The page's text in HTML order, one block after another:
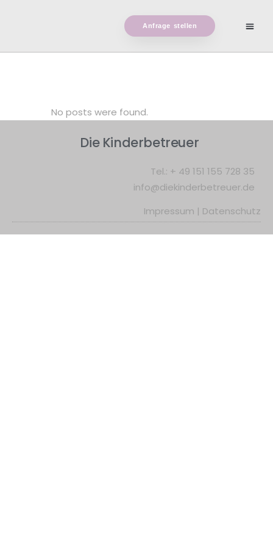
Anfrage stellen
No posts were found.
Die Kinderbetreuer
Tel.: + 49 151 155 728 35
info@diekinderbetreuer.de
Impressum | Datenschutz